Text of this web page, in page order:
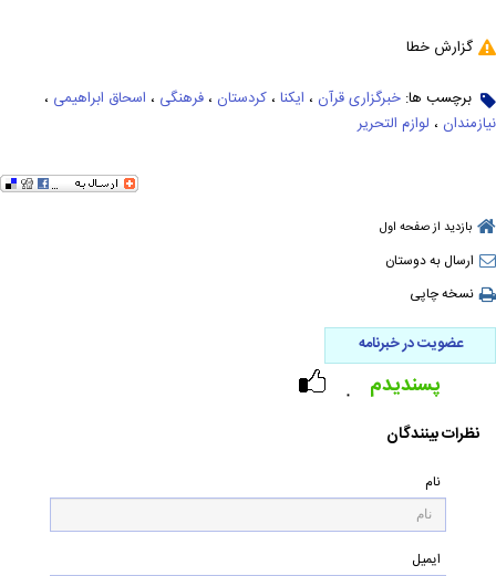
گزارش خطا
برچسب ها: خبرگزاری قرآن ، ایکنا ، کردستان ، فرهنگی ، اسحاق ابراهیمی ،
نیازمندان ، لوازم التحریر
بازدید از صفحه اول
ارسال به دوستان
نسخه چاپی
عضویت در خبرنامه
۰ پسندیدم
نظرات بینندگان
نام
ایمیل